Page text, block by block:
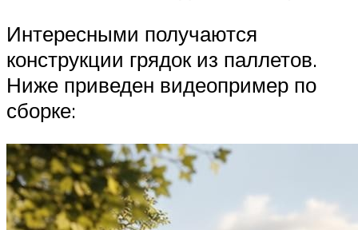
Интересными получаются
конструкции грядок из паллетов.
Ниже приведен видеопример по
сборке: